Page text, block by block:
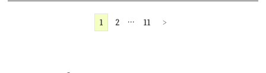
1 2 … 11 >